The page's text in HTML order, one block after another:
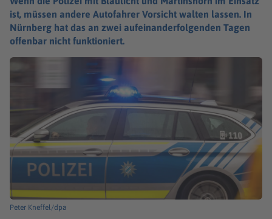
ist, müssen andere Autofahrer Vorsicht walten lassen. In
Nürnberg hat das an zwei aufeinanderfolgenden Tagen
offenbar nicht funktioniert.
Peter Kneffel/dpa